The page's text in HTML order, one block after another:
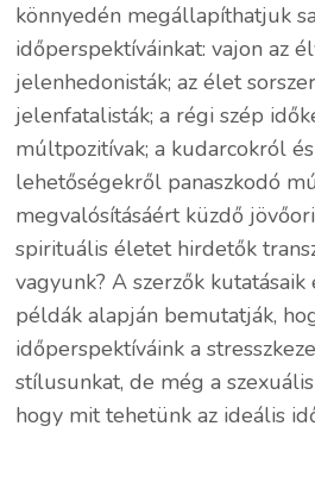
könnyedén megállapíthatjuk
időperspektíváinkat: vajon az
jelenhedonisták; az élet
jelenfatalisták; a régi szép
múltpozitívak; a kudarcokról
lehetőségekről panaszkodó
megvalósításáért küzdő
spirituális életet hirdetők
vagyunk? A szerzők
példák alapján bemutatják,
időperspektíváink a
stílusunkat, de még a
hogy mit tehetünk az ideális